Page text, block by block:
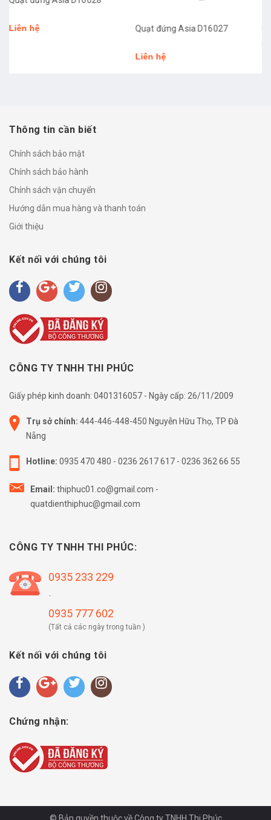
Quạt đứng Asia D16027
Quạt treo tường Asia L16022
Liên hệ
Thông tin cần biết
Chính sách bảo mật
Chính sách bảo hành
Chính sách vận chuyển
Hướng dẫn mua hàng và thanh toán
Giới thiệu
Kết nối với chúng tôi
CÔNG TY TNHH THI PHÚC
Giấy phép kinh doanh: 0401316057 - Ngày cấp: 26/11/2009
Trụ sở chính: 444-446-448-450 Nguyễn Hữu Thọ, TP Đà
Nẵng
Hotline: 0935 470 480 - 0236 2617 617 - 0236 362 66 55
Email: thiphuc01.co@gmail.com -
quatdienthiphuc@gmail.com
CÔNG TY TNHH THI PHÚC:
0935 233 229
-
0935 777 602
(Tất cả các ngày trong tuần )
Kết nối với chúng tôi
Chứng nhận: